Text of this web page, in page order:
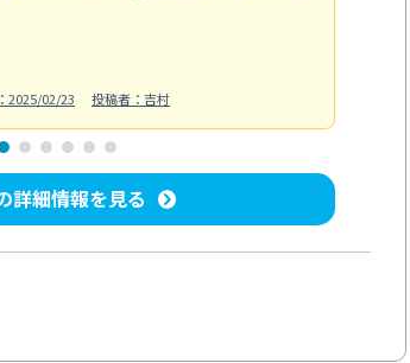
2025/02/23 投稿者：吉村
詳細情報を見る